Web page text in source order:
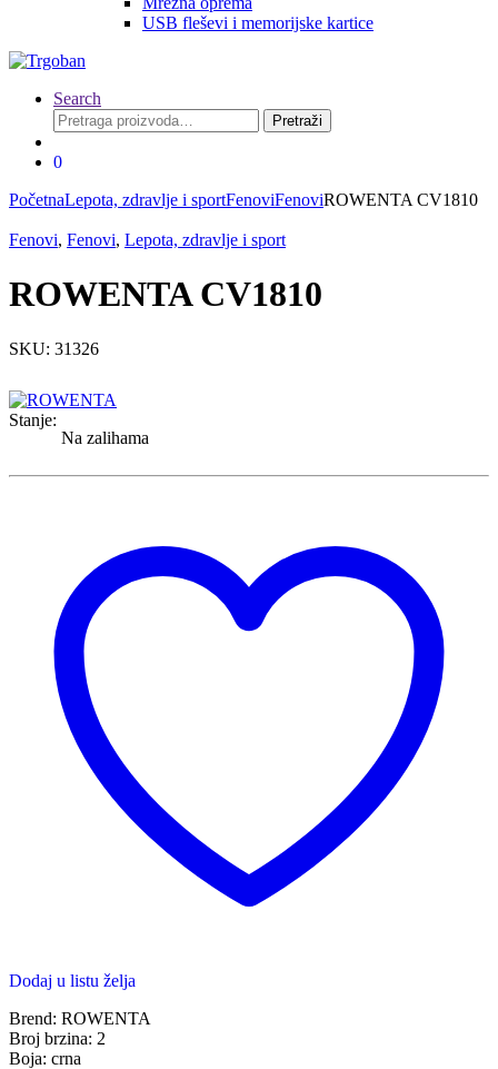
USB fleševi i memorijske kartice
Search
Pretraga
za:
Pretraži
0
PočetnaLepota, zdravlje i sportFenoviFenoviROWENTA CV1810
Fenovi, Fenovi, Lepota, zdravlje i sport
ROWENTA CV1810
SKU: 31326
Stanje:
Na zalihama
Dodaj u listu želja
Brend: ROWENTA
Broj brzina: 2
Boja: crna